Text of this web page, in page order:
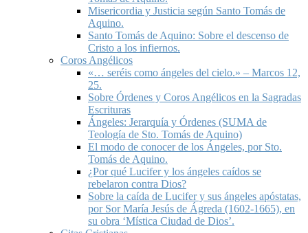
Misericordia y Justicia según Santo Tomás de
Aquino.
Santo Tomás de Aquino: Sobre el descenso de
Cristo a los infiernos.
Coros Angélicos
«… seréis como ángeles del cielo.» – Marcos 12,
25.
Sobre Órdenes y Coros Angélicos en la Sagradas
Escrituras
Ángeles: Jerarquía y Órdenes (SUMA de
Teología de Sto. Tomás de Aquino)
El modo de conocer de los Ángeles, por Sto.
Tomás de Aquino.
¿Por qué Lucifer y los ángeles caídos se
rebelaron contra Dios?
Sobre la caída de Lucifer y sus ángeles apóstatas,
por Sor María Jesús de Ágreda (1602-1665), en
su obra ‘Mística Ciudad de Dios’.